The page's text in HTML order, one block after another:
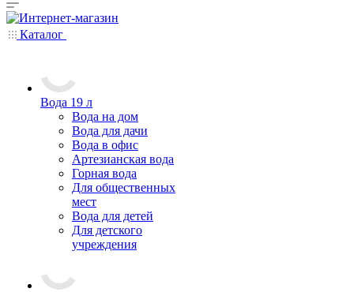
Каталог
Вода 19 л
Вода на дом
Вода для дачи
Вода в офис
Артезианская вода
Горная вода
Для общественных
мест
Вода для детей
Для детского
учреждения